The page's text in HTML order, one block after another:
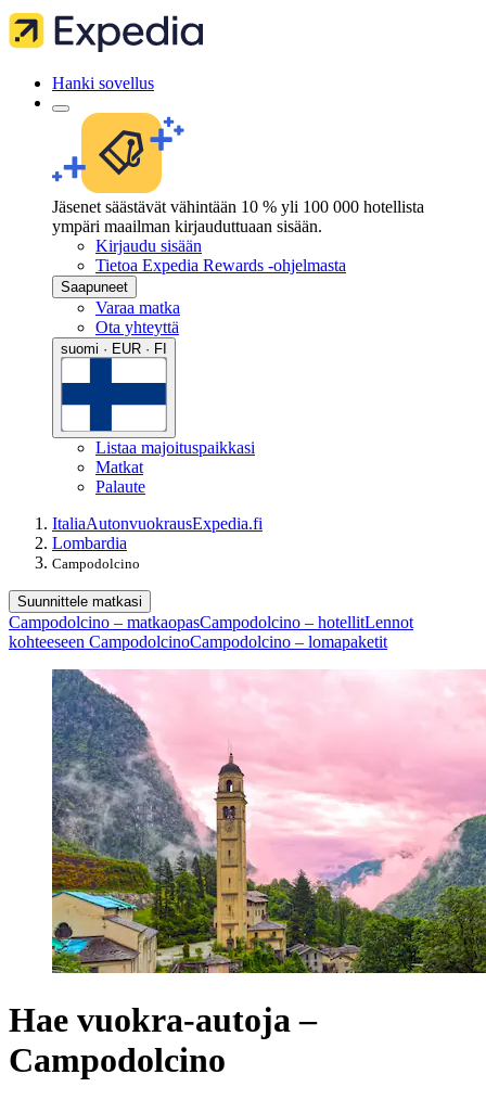
Hanki sovellus
Jäsenet säästävät vähintään 10 % yli 100 000 hotellista
ympäri maailman kirjauduttuaan sisään.
Kirjaudu sisään
Tietoa Expedia Rewards -ohjelmasta
Saapuneet
Varaa matka
Ota yhteyttä
suomi · EUR · FI
Listaa majoituspaikkasi
Matkat
Palaute
ItaliaAutonvuokrausExpedia.fi
Lombardia
Campodolcino
Suunnittele matkasi
Campodolcino – matkaopasCampodolcino – hotellitLennot
kohteeseen CampodolcinoCampodolcino – lomapaketit
Hae vuokra-autoja –
Campodolcino